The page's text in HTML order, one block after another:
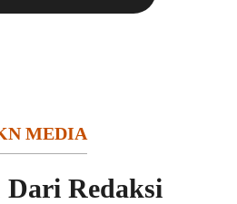
MEDIA
Redaksi